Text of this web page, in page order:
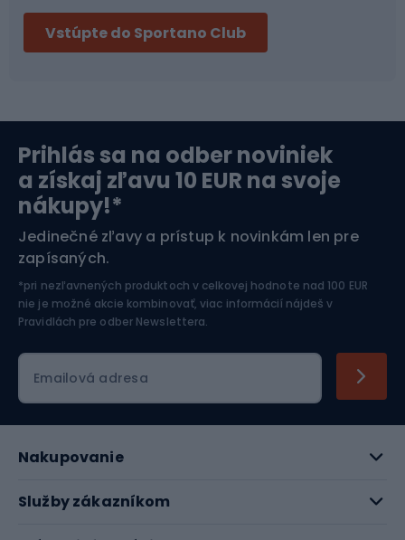
Bikepacking
Orientačný beh
Cyklistické prilby
Lyžovanie
Športová elektronika
Jazdectvo
Vstúpte do Sportano Club
Prihlás sa na odber noviniek
a získaj zľavu 10 EUR na svoje
nákupy!*
Jedinečné zľavy a prístup k novinkám len pre
zapísaných.
*pri nezľavnených produktoch v celkovej hodnote nad 100 EUR
nie je možné akcie kombinovať, viac informácií nájdeš v
Pravidlách pre odber Newslettera.
Emailová adresa
Nakupovanie
Služby zákazníkom